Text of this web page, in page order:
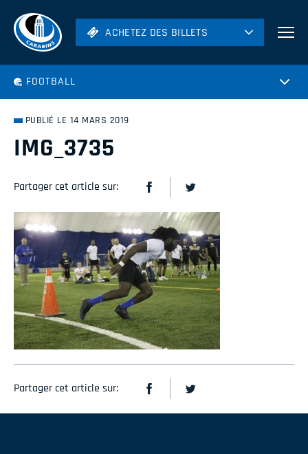
ACHETEZ DES BILLETS
ACHETEZ DES BILLETS
FOOTBALL
PUBLIÉ LE 14 MARS 2019
IMG_3735
Partager cet article sur:
Partager cet article sur: